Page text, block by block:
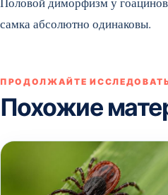
самка абсолютно одинаковы.
ПРОДОЛЖАЙТЕ
Похожие